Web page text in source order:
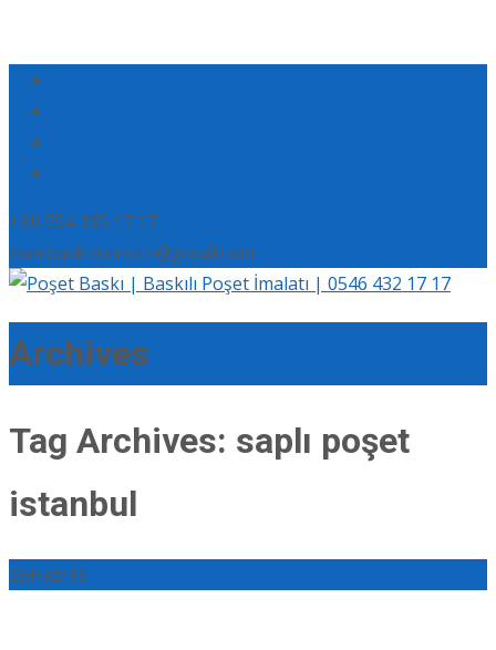
+90 554 165 17 17
eserbaskimerkezi@gmail.com
Archives
Tag Archives: saplı poşet
istanbul
25Haz/16